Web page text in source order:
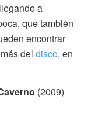
a
que también
encontrar
del disco, en
(2009)